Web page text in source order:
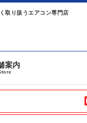
取り扱うエアコン専門店
案内